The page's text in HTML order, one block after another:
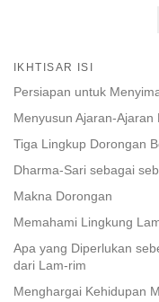
IKHTISAR ISI
Persiapan untuk
Menyusun Ajaran-Ajaran
Tiga Lingkup Dorongan
Dharma-Sari sebagai
Makna Dorongan
Memahami Lingkung
Apa yang Diperlukan
dari Lam-rim
Menghargai Kehidupan